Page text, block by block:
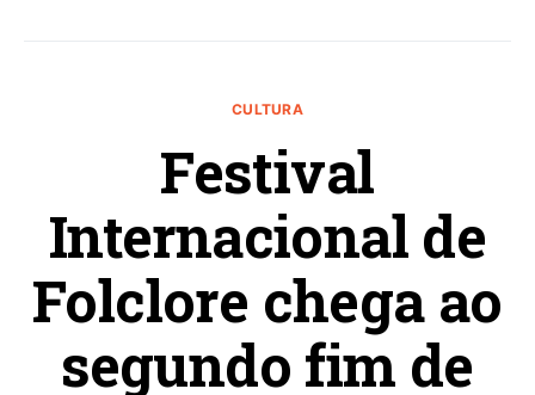
CULTURA
Festival
Internacional de
Folclore chega ao
segundo fim de